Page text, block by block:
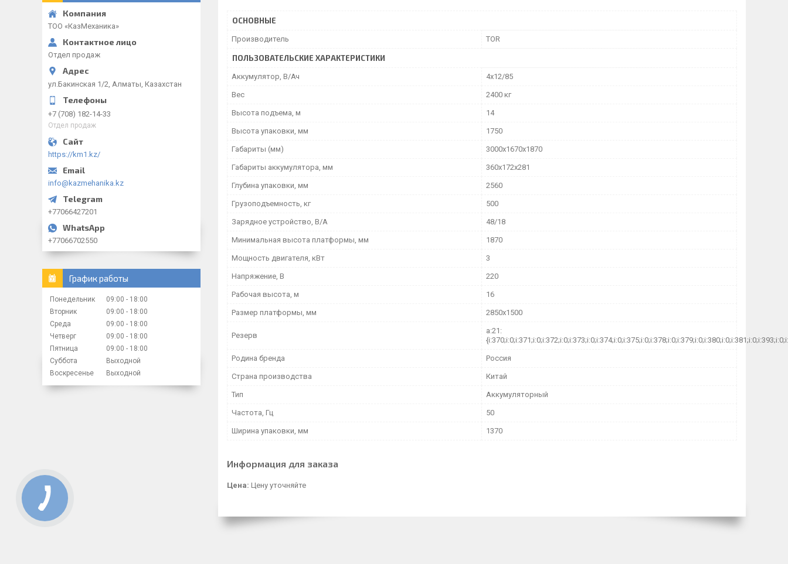
ОСНОВНЫЕ
Производитель TOR
ПОЛЬЗОВАТЕЛЬСКИЕ ХАРАКТЕРИСТИКИ
Аккумулятор, В/Ач 4х12/85
Вес 2400 кг
Высота подъема, м 14
Высота упаковки, мм 1750
Габариты (мм) 3000х1670х1870
Габариты аккумулятора, мм 360х172х281
Глубина упаковки, мм 2560
Грузоподъемность, кг 500
Зарядное устройство, В/А 48/18
Минимальная высота платформы, мм 1870
Мощность двигателя, кВт 3
Напряжение, В 220
Рабочая высота, м 16
Размер платформы, мм 2850х1500
Резерв
a:21:
Родина бренда Россия
Страна производства Китай
Тип Аккумуляторный
Частота, Гц 50
Ширина упаковки, мм 1370
Информация для заказа
Цена: Цену уточняйте
ТОО «‎КазМеханика»
Отдел продаж
ул.Бакинская 1/2, Алматы, Казахстан
+7 (708) 182-14-33
Отдел продаж
https://km1.kz/
info@kazmehanika.kz
+77066427201
+77066702550
График работы
Понедельник 09:00
18:00
Вторник
09:00
18:00
Среда
09:00
18:00
Четверг
09:00
18:00
Пятница
09:00
18:00
Суббота
Выходной
Воскресенье
Выходной